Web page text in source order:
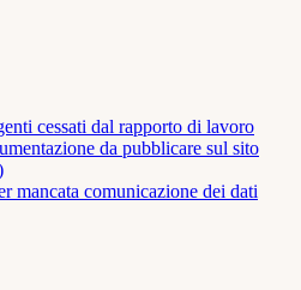
cessati dal rapporto di lavoro
da pubblicare sul sito
mancata comunicazione dei dati